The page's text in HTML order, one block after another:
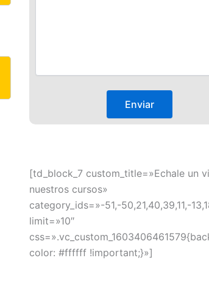
[td_block_7 custom_title=»Echale un
nuestros cursos»
category_ids=»-51,-50,21,40,39,11,-
limit=»10″
color: #ffffff !important;}»]